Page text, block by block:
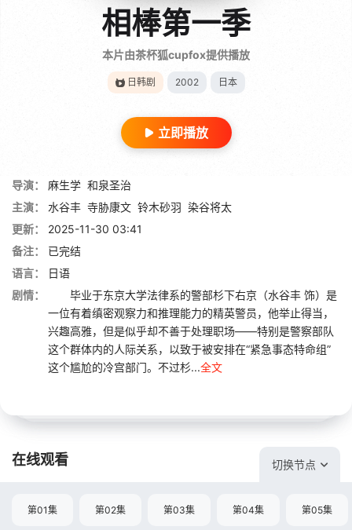
相棒第一季
本片由茶杯狐cupfox提供播放
日韩剧 2002 日本
立即播放
导演： 麻生学 和泉圣治
主演：
水谷丰 寺胁康文 铃木砂羽 染谷将太
更新：
2025-11-30 03:41
备注：
已完结
语言：
日语
剧情：
毕业于东京大学法律系的警部杉下右京（水谷丰 饰）是
一位有着缜密观察力和推理能力的精英警员，他举止得当，
兴趣高雅，但是似乎却不善于处理职场——特别是警察部队
这个群体内的人际关系，以致于被安排在“紧急事态特命组”
这个尴尬的冷宫部门。不过杉...全文
在线观看 切换节点
第01集 第02集 第03集 第04集 第05集